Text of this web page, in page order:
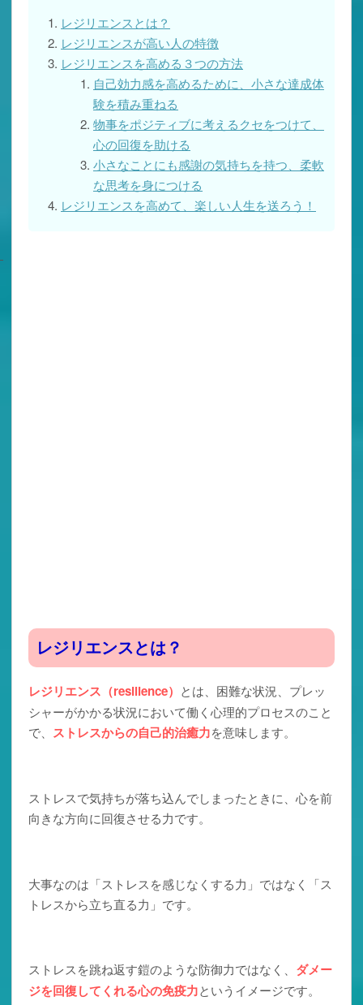
レジリエンスとは？
レジリエンスが高い人の特徴
レジリエンスを高める３つの方法
自己効力感を高めるために、小さな達成体
験を積み重ねる
物事をポジティブに考えるクセをつけて、
心の回復を助ける
小さなことにも感謝の気持ちを持つ、柔軟
な思考を身につける
レジリエンスを高めて、楽しい人生を送ろう！
レジリエンスとは？
レジリエンス（resilience） とは、困難な状況、プレッ
シャーがかかる状況において働く心理的プロセスのこと
で、 ストレスからの自己的治癒力を意味します。
ストレスで気持ちが落ち込んでしまったときに、心を前
向きな方向に回復させる力です。
大事なのは「ストレスを感じなくする力」ではなく「ス
トレスから立ち直る力」です。
ストレスを跳ね返す鎧のような防御力ではなく、 ダメー
ジを回復してくれる心の免疫力というイメージです。